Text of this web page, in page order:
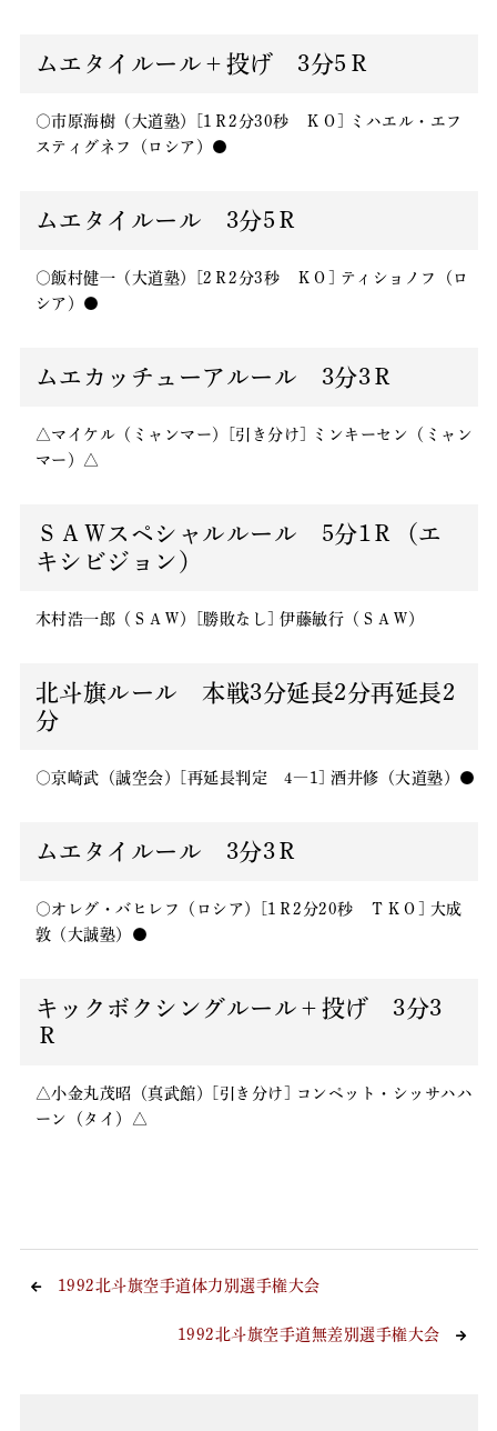
ムエタイルール＋投げ 3分5Ｒ
○市原海樹（大道塾）[1Ｒ2分30秒 ＫＯ] ミハエル・エフ
スティグネフ（ロシア）●
ムエタイルール 3分5Ｒ
○飯村健一（大道塾）[2Ｒ2分3秒 ＫＯ] ティショノフ（ロ
シア）●
ムエカッチューアルール 3分3Ｒ
△マイケル（ミャンマー）[引き分け] ミンキーセン（ミャン
マー）△
ＳＡＷスペシャルルール 5分1Ｒ（エ
キシビジョン）
木村浩一郎（ＳＡＷ）[勝敗なし] 伊藤敏行（ＳＡＷ）
北斗旗ルール 本戦3分延長2分再延長2
分
○京崎武（誠空会）[再延長判定 4―1] 酒井修（大道塾）●
ムエタイルール 3分3Ｒ
○オレグ・バヒレフ（ロシア）[1Ｒ2分20秒 ＴＫＯ] 大成
敦（大誠塾）●
キックボクシングルール＋投げ 3分3
Ｒ
△小金丸茂昭（真武館）[引き分け] コンペット・シッサハハ
ーン（タイ）△
1992北斗旗空手道体力別選手権大会
1992北斗旗空手道無差別選手権大会